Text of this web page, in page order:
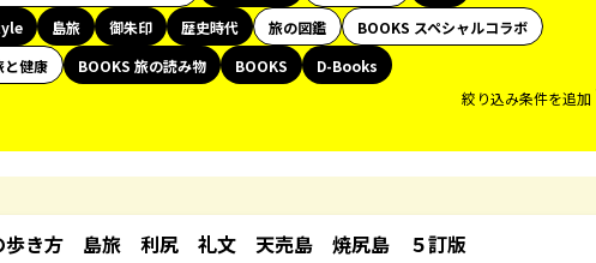
島旅 御朱印 歴史時代 旅の図鑑
BOOKS スペシャルコラボ
と健康 BOOKS 旅の読み物 BOOKS
D-Books
絞り込み条件を追加
歩き方 島旅 利尻 礼文 天売島 焼尻島 ５訂版